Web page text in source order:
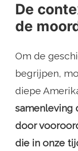
De
de
Om de
begrijpen,
diepe
samenleving
door
die in onze